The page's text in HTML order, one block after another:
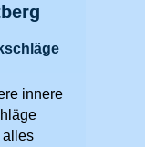
innere
alles